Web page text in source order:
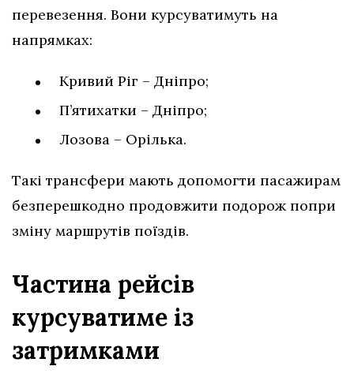
перевезення. Вони курсуватимуть на
напрямках:
Кривий Ріг – Дніпро;
П’ятихатки – Дніпро;
Лозова – Орілька.
Такі трансфери мають допомогти пасажирам
безперешкодно продовжити подорож попри
зміну маршрутів поїздів.
Частина рейсів
курсуватиме із
затримками